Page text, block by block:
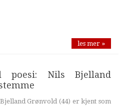
les mer »
poesi: Nils Bjelland
Grønvold (44) er kjent som